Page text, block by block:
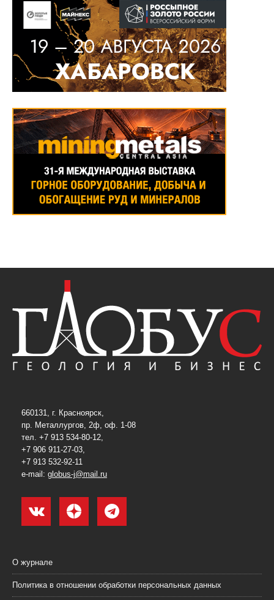
660131, г. Красноярск,
пр. Металлургов, 2ф, оф. 1-08
тел. +7 913 534-80-12,
+7 906 911-27-03,
+7 913 532-92-11
e-mail: globus-j@mail.ru
О журнале
Политика в отношении обработки персональных данных